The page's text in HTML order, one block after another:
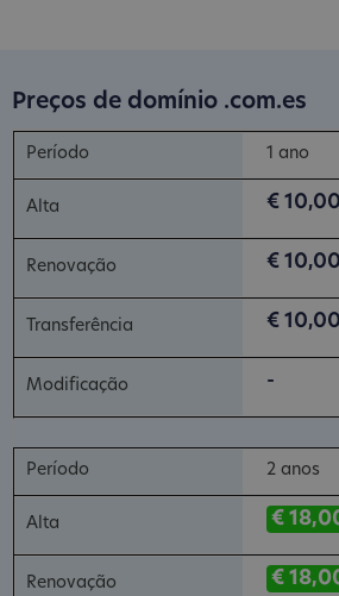
Preços de domínio .com.es
1 ano
€ 10,00
€ 10,00
€ 10,00
-
2 anos
€
€